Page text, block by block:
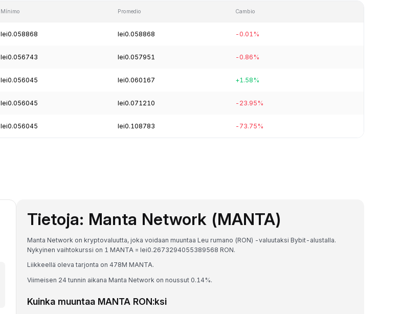
Mínimo Promedio Cambio
lei0.058868 lei0.058868 -0.01%
lei0.056743 lei0.057951 -0.86%
lei0.056045 lei0.060167 +1.58%
lei0.056045 lei0.071210 -23.95%
lei0.056045 lei0.108783 -73.75%
Tietoja: Manta Network (MANTA)
Manta Network on kryptovaluutta, joka voidaan muuntaa Leu rumano (RON) -valuutaksi Bybit-alustalla.
Nykyinen vaihtokurssi on 1 MANTA = lei0.2673294055389568 RON.
Liikkeellä oleva tarjonta on 478M MANTA.
Viimeisen 24 tunnin aikana Manta Network on noussut 0.14%.
Kuinka muuntaa MANTA RON:ksi